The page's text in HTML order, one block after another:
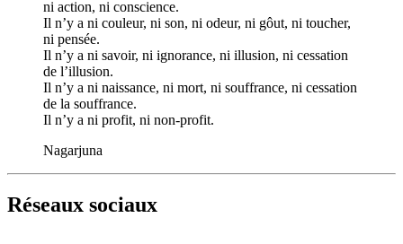
ni action, ni conscience.
Il n’y a ni couleur, ni son, ni odeur, ni gôut, ni toucher,
ni pensée.
Il n’y a ni savoir, ni ignorance, ni illusion, ni cessation
de l’illusion.
Il n’y a ni naissance, ni mort, ni souffrance, ni cessation
de la souffrance.
Il n’y a ni profit, ni non-profit.
Nagarjuna
Réseaux sociaux